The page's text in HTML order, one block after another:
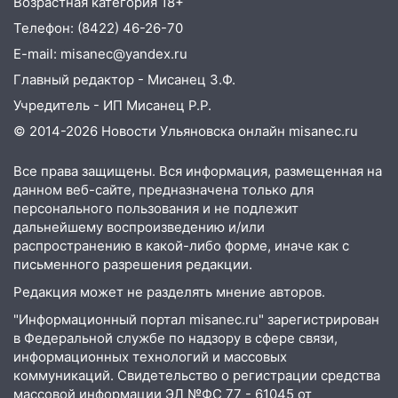
Бога в СИЗО
09:35 В Ульяновске директора фирмы
будут судить за неуплату налогов на 48
млн рублей
08:22
Подросток на питбайке сбил
велосипедистку: пострадали двое
07:20 Жара возвращается: ожидается
знойный и сухой четверг
06:00 Под Ульяновском при развороте
пострадал 38-летний водитель
иномарки
05:00
«Каждая пятая женщина и каждый
второй мужчина в мире сталкиваются с
алопецией»: врач рассказал, чем может
быть вызвано облысение и как с этим
справиться
Телефон: (8422) 46-26-70
E-mail: misanec@yandex.ru
Главный редактор - Мисанец З.Ф.
Учредитель - ИП Мисанец Р.Р.
© 2014-2026 Новости Ульяновска онлайн misanec.ru
Все права защищены. Вся информация, размещенная на
данном веб-сайте, предназначена только для
персонального пользования и не подлежит
дальнейшему воспроизведению и/или
распространению в какой-либо форме, иначе как с
письменного разрешения редакции.
Редакция может не разделять мнение авторов.
"Информационный портал misanec.ru" зарегистрирован
в Федеральной службе по надзору в сфере связи,
информационных технологий и массовых
коммуникаций. Свидетельство о регистрации средства
массовой информации ЭЛ №ФС 77 - 61045 от